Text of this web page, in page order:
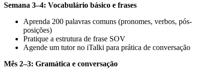
Semana 3–4: Vocabulário básico e frases
Aprenda 200 palavras comuns (pronomes, verbos, pós-
posições)
Pratique a estrutura de frase SOV
Agende um tutor no iTalki para prática de conversação
Mês 2–3: Gramática e conversação